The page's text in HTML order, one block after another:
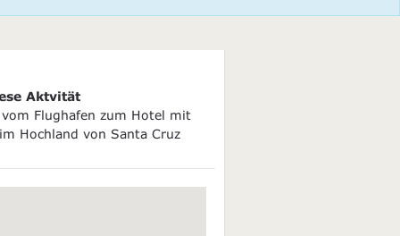
Aktvität
vom Flughafen zum Hotel mit
Hochland von Santa Cruz